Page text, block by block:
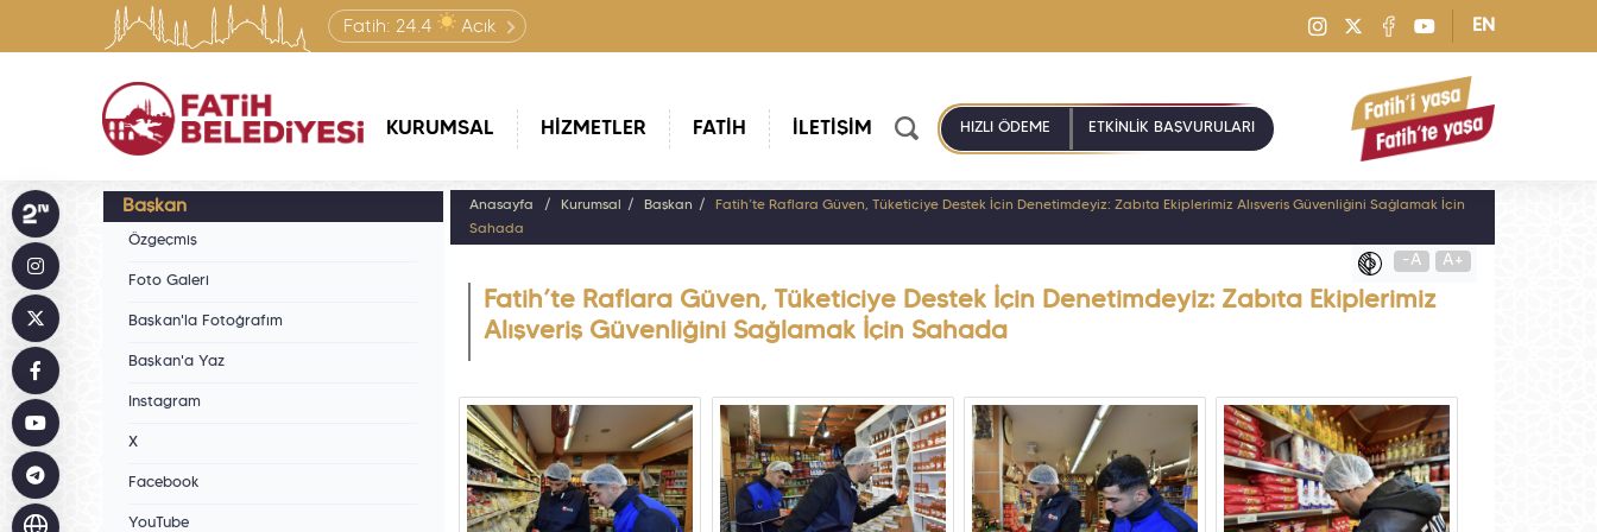
Fatih: 24.4 Açık EN
KURUMSAL HİZMETLER FATİH İLETİŞİM HIZLI ÖDEME ETKİNLİK BAŞVURULARI
Başkan
Özgeçmiş
Foto Galeri
Başkan'la Fotoğrafım
Başkan'a Yaz
Instagram
X
Facebook
YouTube
Anasayfa Kurumsal Başkan
Fatih’te Raflara Güven, Tüketiciye Destek İçin Denetimdeyiz: Zabıta Ekiplerimiz Alışveriş Güvenliğini Sağlamak İçin
Sahada
-A A+
Fatih’te Raflara Güven, Tüketiciye Destek İçin Denetimdeyiz: Zabıta Ekiplerimiz
Alışveriş Güvenliğini Sağlamak İçin Sahada